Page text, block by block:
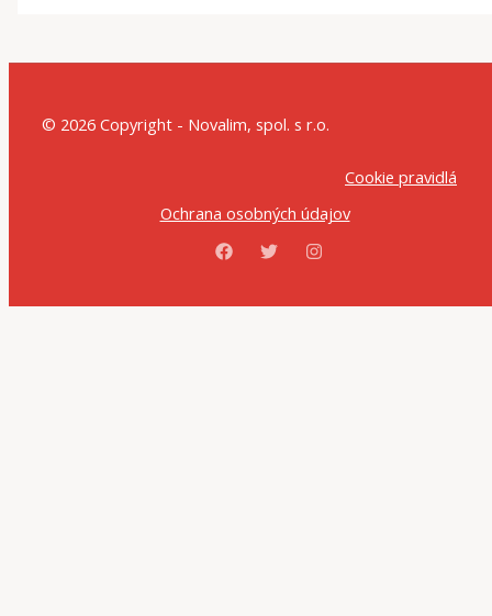
© 2026 Copyright - Novalim, spol. s r.o.
Cookie pravidlá
Ochrana osobných údajov